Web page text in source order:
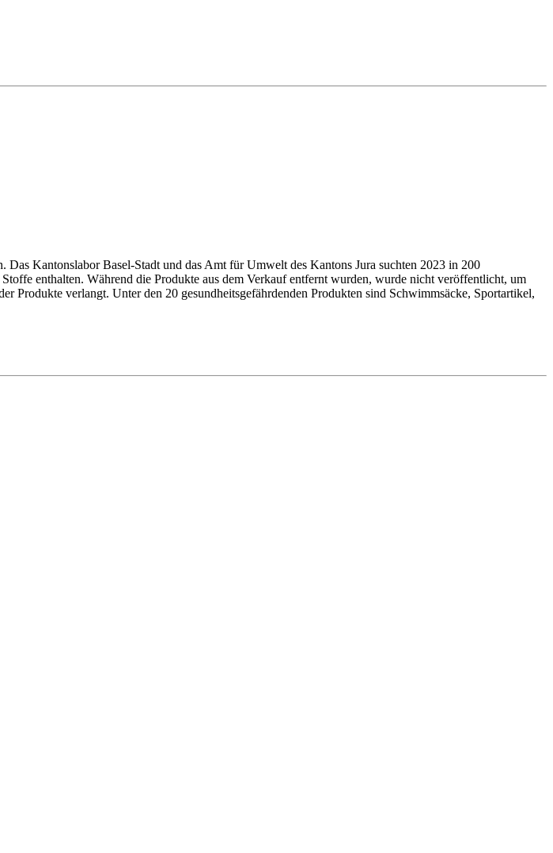
Kantonslabor Basel-Stadt und das Amt für Umwelt des Kantons Jura suchten 2023 in 200
enthalten. Während die Produkte aus dem Verkauf entfernt wurden, wurde nicht veröffentlicht, um
Produkte verlangt. ­Unter den 20 gesundheits­ge­fähr­denden Produkten sind Schwimmsäcke, Sport­arti­kel,